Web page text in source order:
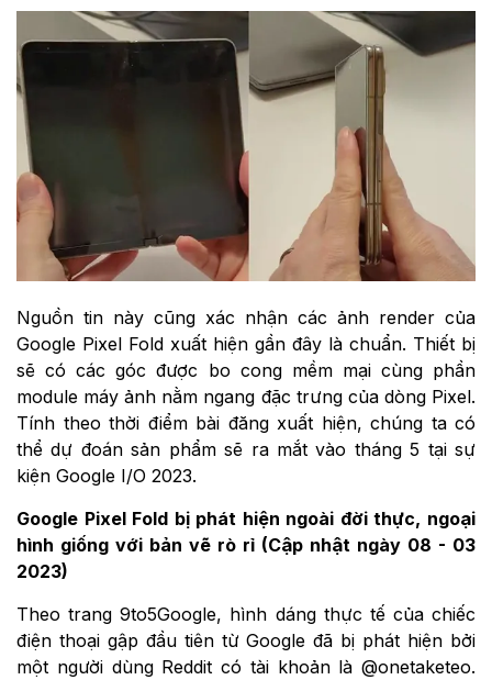
Nguồn tin này cũng xác nhận các ảnh render của
Google Pixel Fold xuất hiện gần đây là chuẩn. Thiết bị
sẽ có các góc được bo cong mềm mại cùng phần
module máy ảnh nằm ngang đặc trưng của dòng Pixel.
Tính theo thời điểm bài đăng xuất hiện, chúng ta có
thể dự đoán sản phẩm sẽ ra mắt vào tháng 5 tại sự
kiện Google I/O 2023.
Google Pixel Fold bị phát hiện ngoài đời thực, ngoại
hình giống với bản vẽ rò rỉ (Cập nhật ngày 08 - 03
2023)
Theo trang 9to5Google, hình dáng thực tế của chiếc
điện thoại gập đầu tiên từ Google đã bị phát hiện bởi
một người dùng Reddit có tài khoản là @onetaketeo.